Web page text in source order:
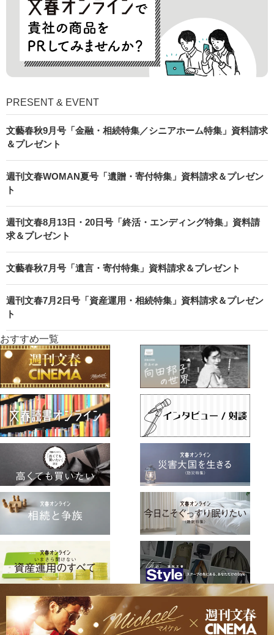
PRESENT & EVENT
文藝春秋9月号「金融・相続特集／シニアホーム特集」資料請求
＆プレゼント
週刊文春WOMAN夏号「遺贈・寄付特集」資料請求＆プレゼン
ト
週刊文春8月13日・20日号「終活・エンディング特集」資料請
求＆プレゼント
文藝春秋7月号「遺言・寄付特集」資料請求＆プレゼント
週刊文春7月2日号「資産運用・相続特集」資料請求＆プレゼン
ト
おすすめ一覧